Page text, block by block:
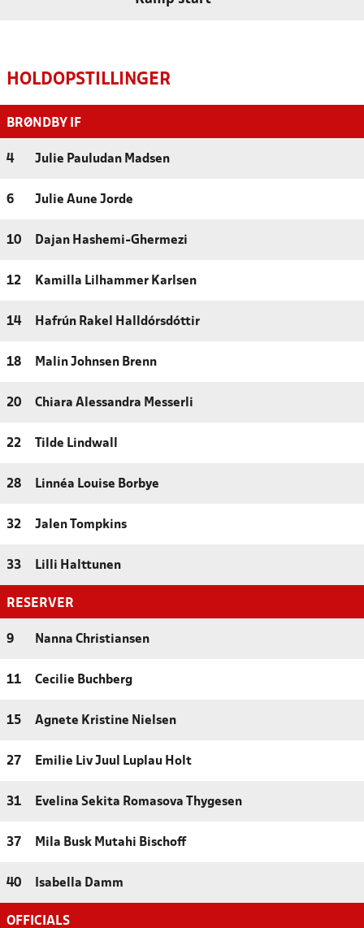
HOLDOPSTILLINGER
BRØNDBY IF
4 Julie Pauludan Madsen
6 Julie Aune Jorde
10 Dajan Hashemi-Ghermezi
12 Kamilla Lilhammer Karlsen
14 Hafrún Rakel Halldórsdóttir
18 Malin Johnsen Brenn
20 Chiara Alessandra Messerli
22 Tilde Lindwall
28 Linnéa Louise Borbye
32 Jalen Tompkins
33 Lilli Halttunen
RESERVER
9 Nanna Christiansen
11 Cecilie Buchberg
15 Agnete Kristine Nielsen
27 Emilie Liv Juul Luplau Holt
31 Evelina Sekita Romasova Thygesen
37 Mila Busk Mutahi Bischoff
40 Isabella Damm
OFFICIALS